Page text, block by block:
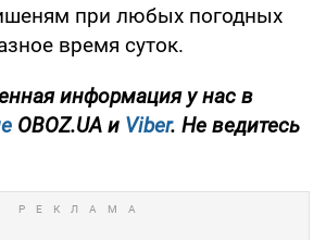
при любых погодных
время суток.
информация у нас в
OBOZ.UA и Viber. Не ведитесь